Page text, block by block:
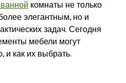
комнаты не только
элегантным, но и
задач. Сегодня
мебели могут
и как их выбрать.